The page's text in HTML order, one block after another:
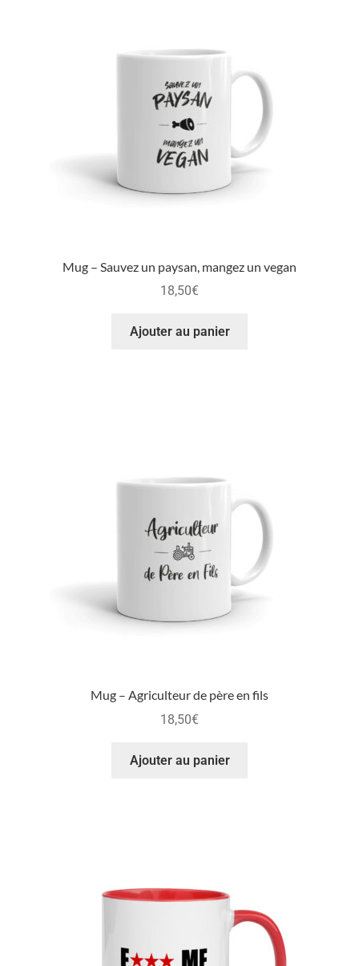
Mug – Sauvez un paysan, mangez un vegan
18,50€
Ajouter au panier
Mug – Agriculteur de père en fils
18,50€
Ajouter au panier